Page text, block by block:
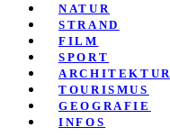
NATUR
STRAND
FILM
SPORT
ARCHITEKTUR
TOURISMUS
GEOGRAFIE
INFOS